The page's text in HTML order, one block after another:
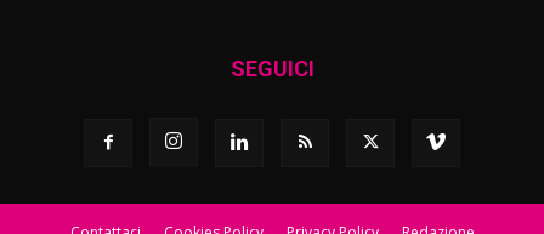
SEGUICI